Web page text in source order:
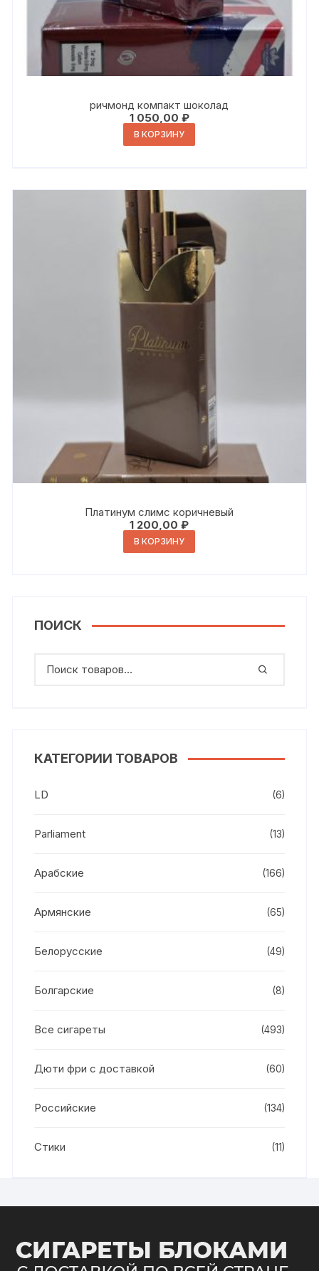
ричмонд компакт шоколад
1 050,00 ₽
В КОРЗИНУ
Платинум слимс коричневый
1 200,00₽
В КОРЗИНУ
ПОИСК
КАТЕГОРИИ ТОВАРОВ
LD (6)
Parliament (13)
Арабские (166)
Армянские (65)
Белорусские (49)
Болгарские (8)
Все сигареты (493)
Дюти фри с доставкой (60)
Российские (134)
Стики (11)